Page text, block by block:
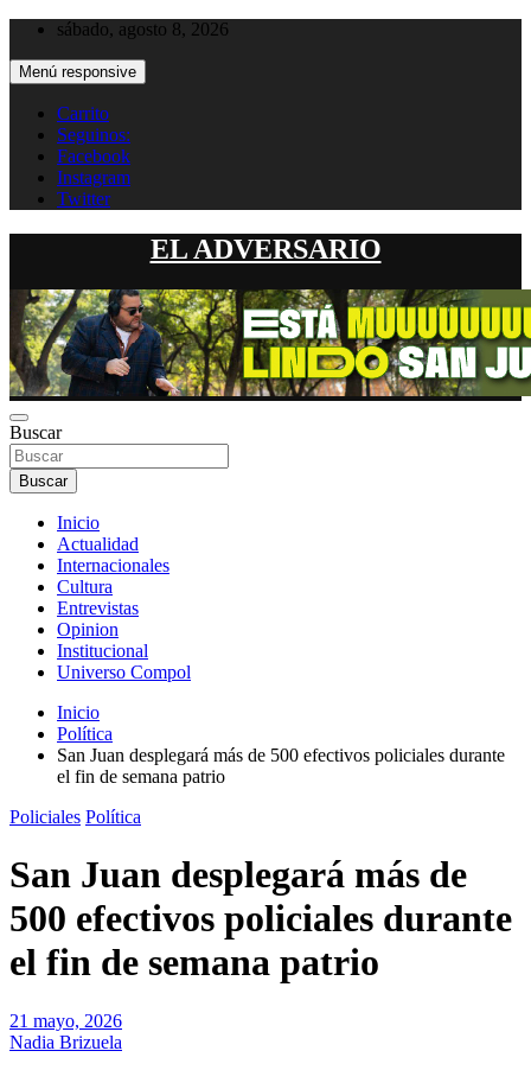
Saltar
contenido
sábado, agosto 8, 2026
Menú responsive
Carrito
Seguinos:
Facebook
Instagram
Twitter
EL ADVERSARIO
Buscar
Buscar
Inicio
Actualidad
Internacionales
Cultura
Entrevistas
Opinion
Institucional
Universo Compol
Inicio
Política
San Juan desplegará más de 500 efectivos policiales durante
el fin de semana patrio
Policiales Política
San Juan desplegará más de
500 efectivos policiales durante
el fin de semana patrio
21 mayo, 2026
Nadia Brizuela